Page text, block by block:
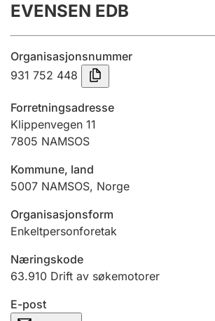
Årsregnskap
Innsending og forsinkelsesgebyr
Tinglysing
Jeger
Ektepaktveileder
Offentlig sektor
EVENSEN EDB
Organisasjonsnummer
931 752 448
Forretningsadresse
Klippenvegen 11
7805 NAMSOS
Kommune, land
5007 NAMSOS, Norge
Organisasjonsform
Enkeltpersonforetak
Næringskode
63.910 Drift av søkemotorer
E-post